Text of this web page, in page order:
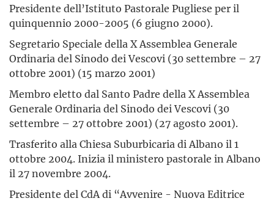
Presidente dell’Istituto Pastorale Pugliese per il
quinquennio 2000-2005 (6 giugno 2000).
Segretario Speciale della X Assemblea Generale
Ordinaria del Sinodo dei Vescovi (30 settembre – 27
ottobre 2001) (15 marzo 2001)
Membro eletto dal Santo Padre della X Assemblea
Generale Ordinaria del Sinodo dei Vescovi (30
settembre – 27 ottobre 2001) (27 agosto 2001).
Trasferito alla Chiesa Suburbicaria di Albano il 1
ottobre 2004. Inizia il ministero pastorale in Albano
il 27 novembre 2004.
Presidente del CdA di “Avvenire - Nuova Editrice